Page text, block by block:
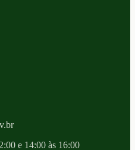
e 14:00 às 16:00